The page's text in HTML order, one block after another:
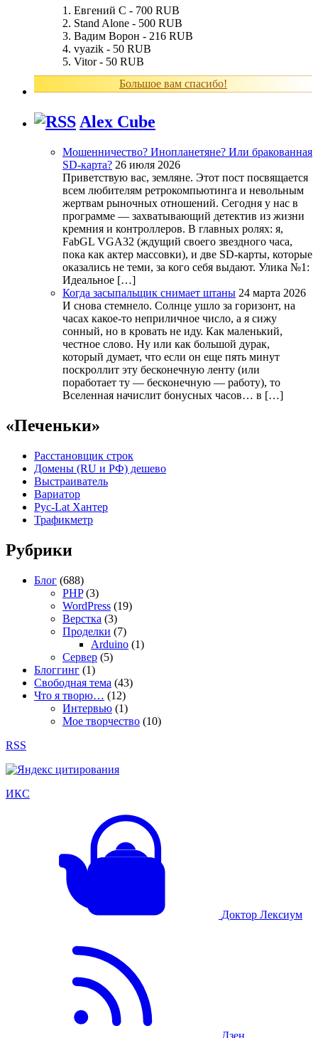
Евгений С - 700 RUB
Stand Alone - 500 RUB
Вадим Ворон - 216 RUB
vyazik - 50 RUB
Vitor - 50 RUB
Большое вам спасибо!
Alex Cube
Мошенничество? Инопланетяне? Или бракованная
SD-карта? 26 июля 2026
Приветствую вас, земляне. Этот пост посвящается
всем любителям ретрокомпьютинга и невольным
жертвам рыночных отношений. Сегодня у нас в
программе — захватывающий детектив из жизни
кремния и контроллеров. В главных ролях: я,
FabGL VGA32 (ждущий своего звездного часа,
пока как актер массовки), и две SD-карты, которые
оказались не теми, за кого себя выдают. Улика №1:
Идеальное […]
Когда засыпальщик снимает штаны 24 марта 2026
И снова стемнело. Солнце ушло за горизонт, на
часах какое-то неприличное число, а я сижу
сонный, но в кровать не иду. Как маленький,
честное слово. Ну или как большой дурак,
который думает, что если он еще пять минут
поскроллит эту бесконечную ленту (или
поработает ту — бесконечную — работу), то
Вселенная начислит бонусных часов… в […]
«Печеньки»
Расстановщик строк
Домены (RU и РФ) дешево
Выстраиватель
Вариатор
Рус-Lat Хантер
Трафикметр
Рубрики
Блог (688)
PHP(3)
WordPress (19)
Верстка (3)
Проделки (7)
Arduino (1)
Сервер (5)
Блоггинг (1)
Свободная тема (43)
Что я творю… (12)
Интервью (1)
Мое творчество (10)
RSS
ИКС
Доктор Лексиум
Дзен